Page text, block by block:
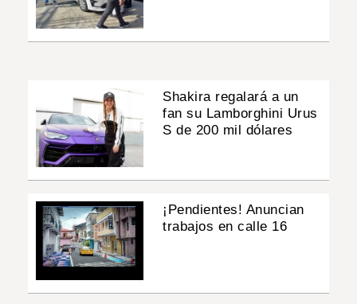
Shakira regalará a un
fan su Lamborghini Urus
S de 200 mil dólares
¡Pendientes! Anuncian
trabajos en calle 16